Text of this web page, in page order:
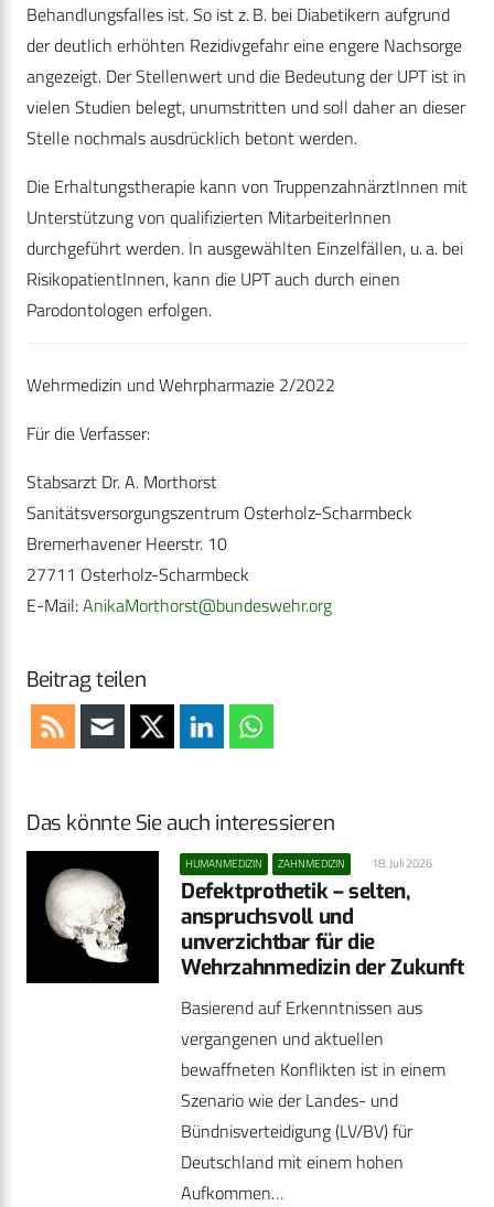
Behandlungsfalles ist. So ist z. B. bei Diabetikern aufgrund
der deutlich erhöhten Rezidivgefahr eine engere Nachsorge
angezeigt. Der Stellenwert und die Bedeutung der UPT ist in
vielen Studien belegt, unumstritten und soll daher an dieser
Stelle nochmals ausdrücklich betont werden.
Die Erhaltungstherapie kann von TruppenzahnärztInnen mit
Unterstützung von qualifizierten MitarbeiterInnen
durchgeführt werden. In ausgewählten Einzelfällen, u. a. bei
RisikopatientInnen, kann die UPT auch durch einen
Parodontologen erfolgen.
Wehrmedizin und Wehrpharmazie 2/2022
Für die Verfasser:
Stabsarzt Dr. A. Morthorst
Sanitätsversorgungszentrum Osterholz-Scharmbeck
Bremerhavener Heerstr. 10
27711 Osterholz-Scharmbeck
E-Mail:AnikaMorthorst@bundeswehr.org
Beitrag teilen
Das könnte Sie auch interessieren
HUMANMEDIZIN ZAHNMEDIZIN 18. Juli 2026
Defektprothetik – selten,
anspruchsvoll und
unverzichtbar für die
Wehrzahnmedizin der Zukunft
Basierend auf Erkenntnissen aus
vergangenen und aktuellen
bewaffneten Konflikten ist in einem
Szenario wie der Landes- und
Bündnisverteidigung (LV/BV) für
Deutschland mit einem hohen
Aufkommen…